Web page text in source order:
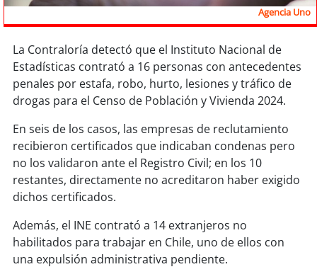
soycopiapó
soyvalparaíso
soy quillota
soy sanantonio
chillán
soysancarlos
soytalcahuano
Agencia Uno
La Contraloría detectó que el Instituto Nacional de
Estadísticas contrató a 16 personas con antecedentes
penales por estafa, robo, hurto, lesiones y tráfico de
drogas para el Censo de Población y Vivienda 2024.
En seis de los casos, las empresas de reclutamiento
recibieron certificados que indicaban condenas pero
no los validaron ante el Registro Civil; en los 10
restantes, directamente no acreditaron haber exigido
dichos certificados.
Además, el INE contrató a 14 extranjeros no
habilitados para trabajar en Chile, uno de ellos con
una expulsión administrativa pendiente.